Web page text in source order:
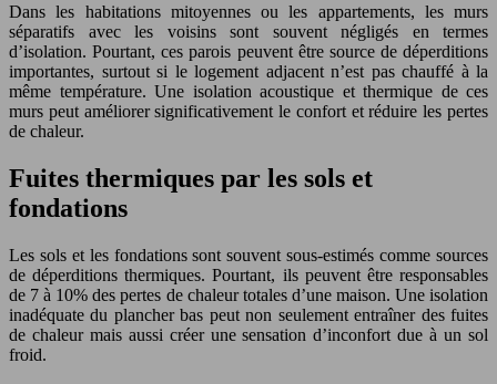
Dans les habitations mitoyennes ou les appartements, les murs
séparatifs avec les voisins sont souvent négligés en termes
d’isolation. Pourtant, ces parois peuvent être source de déperditions
importantes, surtout si le logement adjacent n’est pas chauffé à la
même température. Une isolation acoustique et thermique de ces
murs peut améliorer significativement le confort et réduire les pertes
de chaleur.
Fuites thermiques par les sols et
fondations
Les sols et les fondations sont souvent sous-estimés comme sources
de déperditions thermiques. Pourtant, ils peuvent être responsables
de 7 à 10% des pertes de chaleur totales d’une maison. Une isolation
inadéquate du plancher bas peut non seulement entraîner des fuites
de chaleur mais aussi créer une sensation d’inconfort due à un sol
froid.